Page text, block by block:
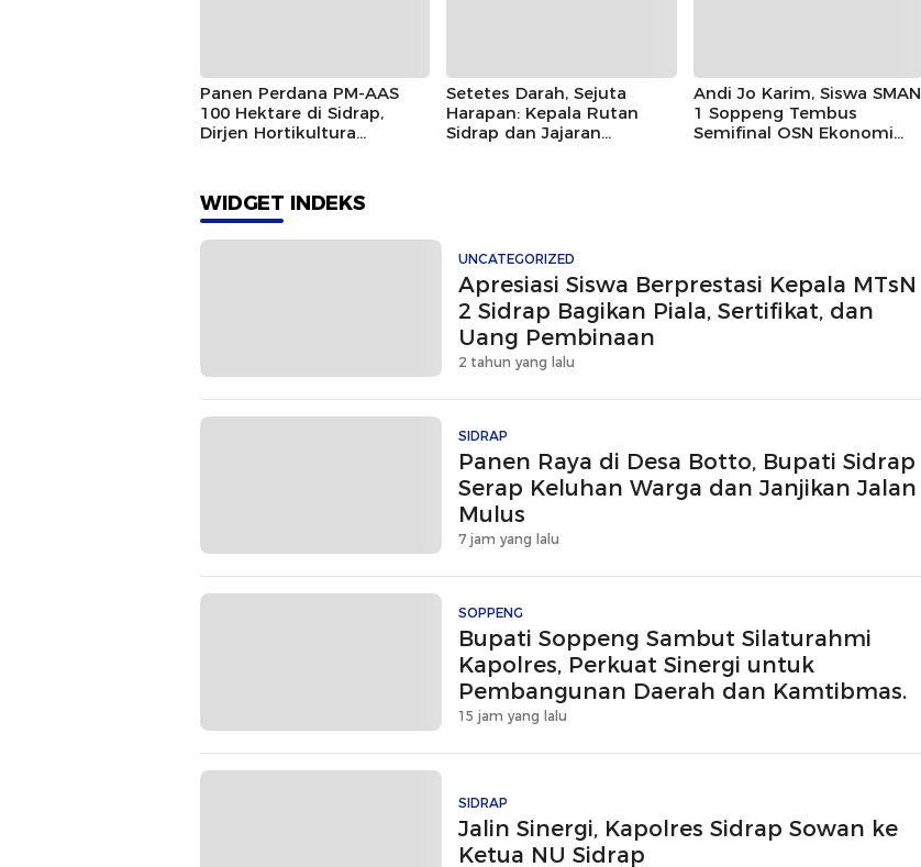
Panen Perdana PM-AAS
100 Hektare di Sidrap,
Dirjen Hortikultura
Setetes Darah, Sejuta
Harapan: Kepala Rutan
Sidrap dan Jajaran
Andi Jo Karim, Siswa SMAN
1 Soppeng Tembus
Semifinal OSN Ekonomi
WIDGET INDEKS
UNCATEGORIZED
Apresiasi Siswa Berprestasi Kepala MTsN
2 Sidrap Bagikan Piala, Sertifikat, dan
Uang Pembinaan
2 tahun yang lalu
SIDRAP
Panen Raya di Desa Botto, Bupati Sidrap
Serap Keluhan Warga dan Janjikan Jalan
Mulus
7 jam yang lalu
SOPPENG
Bupati Soppeng Sambut Silaturahmi
Kapolres, Perkuat Sinergi untuk
Pembangunan Daerah dan Kamtibmas.
15 jam yang lalu
SIDRAP
Jalin Sinergi, Kapolres Sidrap Sowan ke
Ketua NU Sidrap